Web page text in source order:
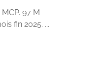
97 M
fin 2025. ...